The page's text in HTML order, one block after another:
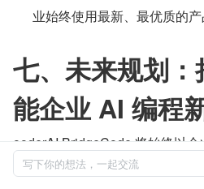
业始终使用最新、最优质的产
七、未来规划
能企业 AI 编程
ooderAI BridgeCode 将始终以
术与开源生态，持续迭代优化
写下你的想法，一起交流